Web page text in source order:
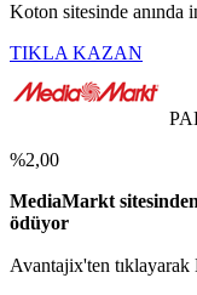
Koton sitesinde
TIKLA KAZAN
%2,00
MediaMarkt
ödüyor
Avantajix'ten